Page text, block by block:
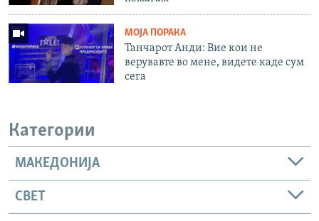
МОЈА ПОРАКА
Танчарот Анди: Вие кои не
верувавте во мене, видете каде сум
сега
Категории
МАКЕДОНИЈА
СВЕТ